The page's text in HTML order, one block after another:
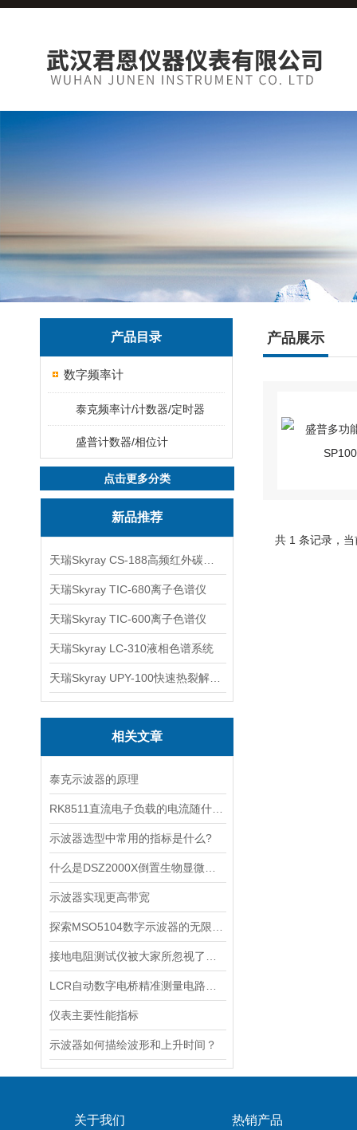
产品目录
数字频率计
泰克频率计/计数器/定时器
盛普计数器/相位计
点击更多分类
新品推荐
天瑞Skyray TIC-680离子色谱仪
天瑞Skyray TIC-600离子色谱仪
天瑞Skyray LC-310液相色谱系统
相关文章
泰克示波器的原理
示波器选型中常用的指标是什么?
示波器实现更高带宽
仪表主要性能指标
示波器如何描绘波形和上升时间？
产品展示
共 1 条记录，
关于我们 热销产品